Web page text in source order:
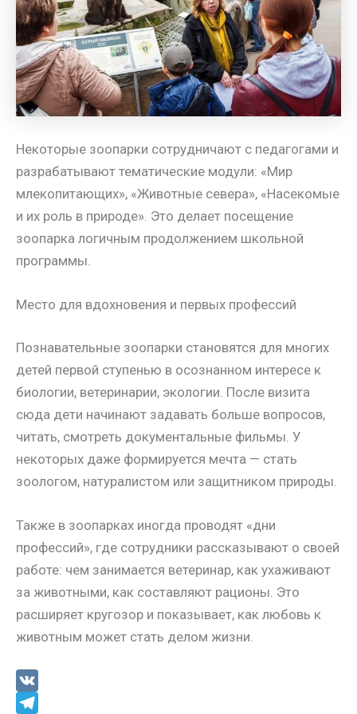
Некоторые зоопарки сотрудничают с педагогами и
разрабатывают тематические модули: «Мир
млекопитающих», «Животные севера», «Насекомые
и их роль в природе». Это делает посещение
зоопарка логичным продолжением школьной
программы.
Место для вдохновения и первых профессий
Познавательные зоопарки становятся для многих
детей первой ступенью в осознанном интересе к
биологии, ветеринарии, экологии. После визита
сюда дети начинают задавать больше вопросов,
читать, смотреть документальные фильмы. У
некоторых даже формируется мечта — стать
зоологом, натуралистом или защитником природы.
Также в зоопарках иногда проводят «дни
профессий», где сотрудники рассказывают о своей
работе: чем занимается ветеринар, как ухаживают
за животными, как составляют рационы. Это
расширяет кругозор и показывает, как любовь к
животным может стать делом жизни.
V